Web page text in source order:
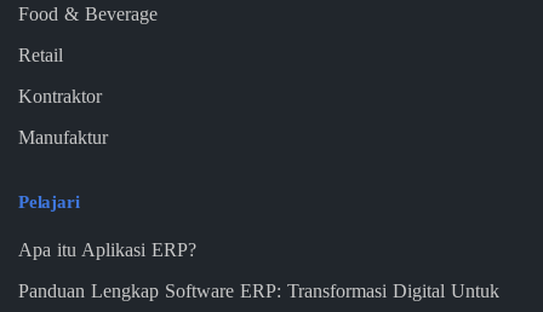
Food & Beverage
Retail
Kontraktor
Manufaktur
Pelajari
Apa itu Aplikasi ERP?
Panduan Lengkap Software ERP: Transformasi Digital Untuk